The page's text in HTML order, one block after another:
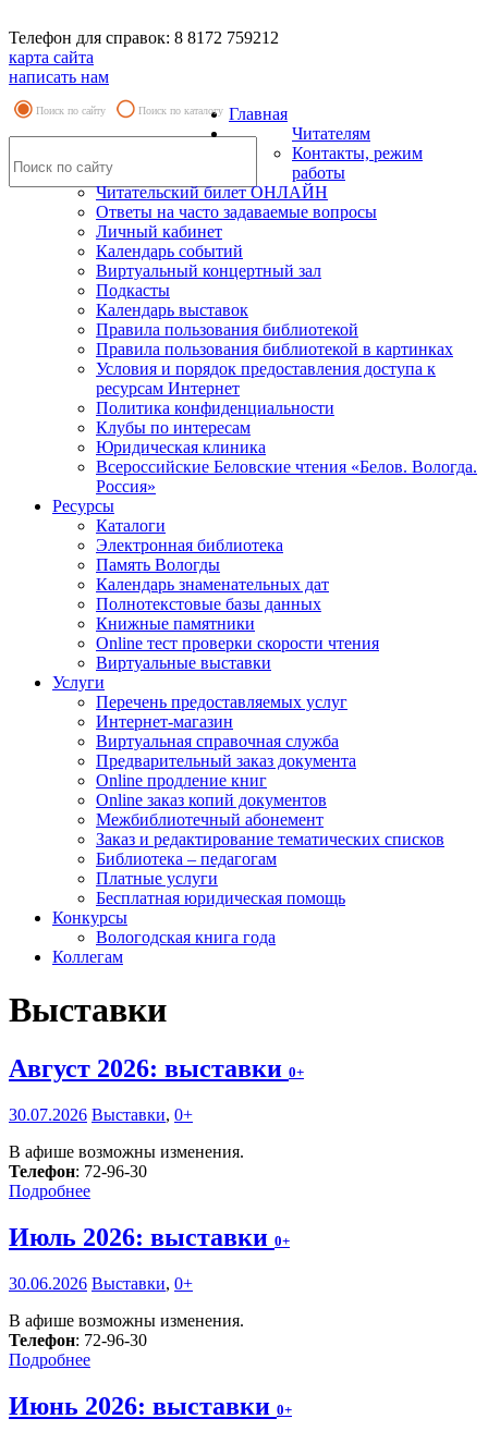
Телефон для справок: 8 8172 759212
карта сайта
написать нам
Поиск по сайту Поиск по каталогу Главная
Читателям
Контакты, режим
работы
Читательский билет ОНЛАЙН
Ответы на часто задаваемые вопросы
Личный кабинет
Календарь событий
Виртуальный концертный зал
Подкасты
Календарь выставок
Правила пользования библиотекой
Правила пользования библиотекой в картинках
Условия и порядок предоставления доступа к
ресурсам Интернет
Политика конфиденциальности
Клубы по интересам
Юридическая клиника
Всероссийские Беловские чтения «Белов. Вологда.
Россия»
Ресурсы
Каталоги
Электронная библиотека
Память Вологды
Календарь знаменательных дат
Полнотекстовые базы данных
Книжные памятники
Online тест проверки скорости чтения
Виртуальные выставки
Услуги
Перечень предоставляемых услуг
Интернет-магазин
Виртуальная справочная служба
Предварительный заказ документа
Online продление книг
Online заказ копий документов
Межбиблиотечный абонемент
Заказ и редактирование тематических списков
Библиотека – педагогам
Платные услуги
Бесплатная юридическая помощь
Конкурсы
Вологодская книга года
Коллегам
Выставки
Август 2026: выставки 0+
30.07.2026 Выставки, 0+
В афише возможны изменения.
Телефон: 72-96-30
Подробнее
Июль 2026: выставки 0+
30.06.2026 Выставки, 0+
В афише возможны изменения.
Телефон: 72-96-30
Подробнее
Июнь 2026: выставки 0+